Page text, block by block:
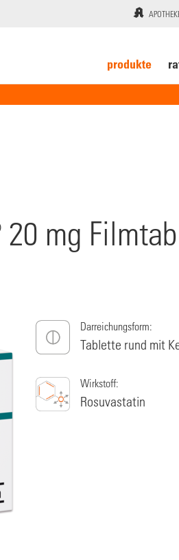
produkte
mg
Darreichungsform:
Tablette rund mit
Wirkstoff:
Rosuvastatin